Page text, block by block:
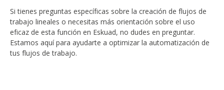
Si tienes preguntas específicas sobre la creación de flujos de
trabajo lineales o necesitas más orientación sobre el uso
eficaz de esta función en Eskuad, no dudes en preguntar.
Estamos aquí para ayudarte a optimizar la automatización de
tus flujos de trabajo.